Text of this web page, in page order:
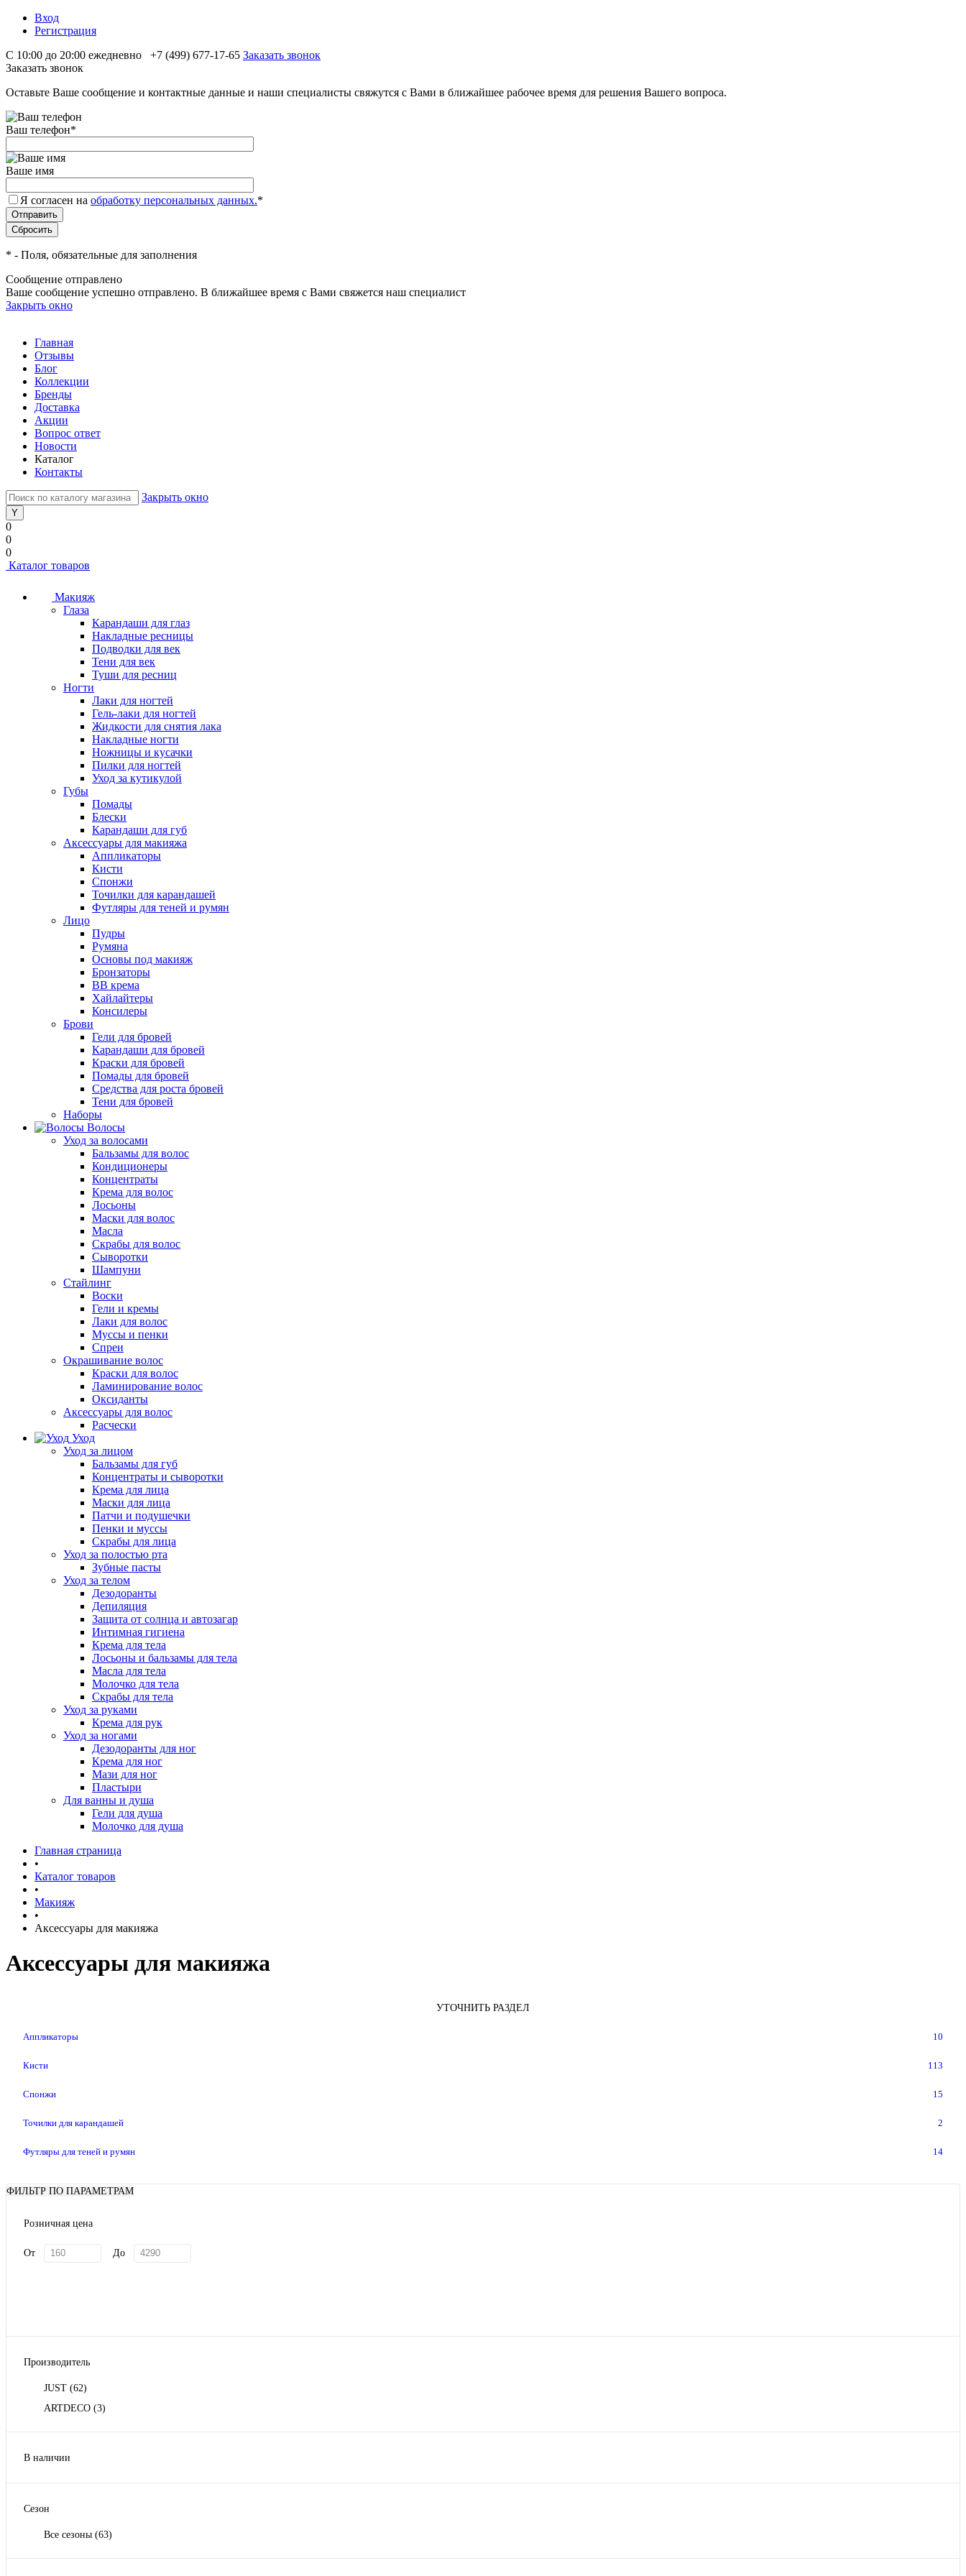
Вход
Регистрация
С 10:00 до 20:00 ежедневно
+7 (499) 677-17-65 Заказать звонок
Заказать звонок
Оставьте Ваше сообщение и контактные данные и наши специалисты свяжутся с Вами в ближайшее рабочее время для решения Вашего вопроса.
Ваш телефон*
Ваше имя
Я согласен на обработку персональных данных.*
* - Поля, обязательные для заполнения
Сообщение отправлено
Ваше сообщение успешно отправлено. В ближайшее время с Вами свяжется наш специалист
Закрыть окно
Главная
Отзывы
Блог
Коллекции
Бренды
Доставка
Акции
Вопрос ответ
Новости
Каталог
Контакты
Закрыть окно
0
0
0
Каталог товаров
Макияж
Глаза
Карандаши для глаз
Накладные ресницы
Подводки для век
Тени для век
Туши для ресниц
Ногти
Лаки для ногтей
Гель-лаки для ногтей
Жидкости для снятия лака
Накладные ногти
Ножницы и кусачки
Пилки для ногтей
Уход за кутикулой
Губы
Помады
Блески
Карандаши для губ
Аксессуары для макияжа
Аппликаторы
Кисти
Спонжи
Точилки для карандашей
Футляры для теней и румян
Лицо
Пудры
Румяна
Основы под макияж
Бронзаторы
BB крема
Хайлайтеры
Консилеры
Брови
Гели для бровей
Карандаши для бровей
Краски для бровей
Помады для бровей
Средства для роста бровей
Тени для бровей
Наборы
Волосы
Уход за волосами
Бальзамы для волос
Кондиционеры
Концентраты
Крема для волос
Лосьоны
Маски для волос
Масла
Скрабы для волос
Сыворотки
Шампуни
Стайлинг
Воски
Гели и кремы
Лаки для волос
Муссы и пенки
Спреи
Окрашивание волос
Краски для волос
Ламинирование волос
Оксиданты
Аксессуары для волос
Расчески
Уход
Уход за лицом
Бальзамы для губ
Концентраты и сыворотки
Крема для лица
Маски для лица
Патчи и подушечки
Пенки и муссы
Скрабы для лица
Уход за полостью рта
Зубные пасты
Уход за телом
Дезодоранты
Депиляция
Защита от солнца и автозагар
Интимная гигиена
Крема для тела
Лосьоны и бальзамы для тела
Масла для тела
Молочко для тела
Скрабы для тела
Уход за руками
Крема для рук
Уход за ногами
Дезодоранты для ног
Крема для ног
Мази для ног
Пластыри
Для ванны и душа
Гели для душа
Молочко для душа
Главная страница
•
Каталог товаров
•
Макияж
•
Аксессуары для макияжа
Аксессуары для макияжа
УТОЧНИТЬ РАЗДЕЛ
Аппликаторы 10
Кисти 113
Спонжи 15
Точилки для карандашей 2
Футляры для теней и румян 14
ФИЛЬТР ПО ПАРАМЕТРАМ
Розничная цена
От До
Производитель
JUST (62)
ARTDECO (3)
В наличии
Сезон
Все сезоны (63)